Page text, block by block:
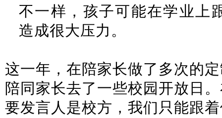
不一样，孩子可能在学业上
造成很大压力。
这一年，在陪家长做了多次的
陪同家长去了一些校园开放日
要发言人是校方，我们只能跟